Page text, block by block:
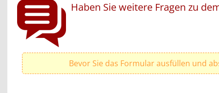
Haben Sie weitere Fragen zu
Bevor Sie das Formular ausfüllen und